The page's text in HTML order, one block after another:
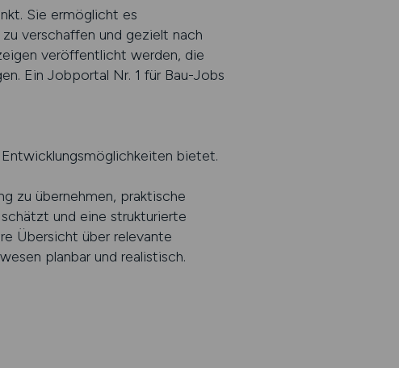
Sie ermöglicht es
verschaffen und gezielt nach
veröffentlicht werden, die
Ein Jobportal Nr. 1 für Bau-Jobs
bietet.
zu übernehmen, praktische
und eine strukturierte
Übersicht über relevante
planbar und realistisch.